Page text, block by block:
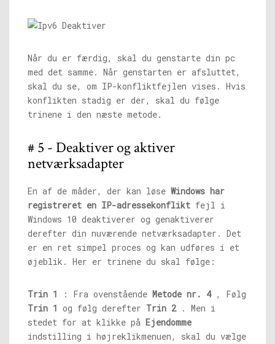
Når du er færdig, skal du genstarte din pc
med det samme. Når genstarten er afsluttet,
skal du se, om IP-konfliktfejlen vises. Hvis
konflikten stadig er der, skal du følge
trinene i den næste metode.
# 5 - Deaktiver og aktiver
netværksadapter
En af de måder, der kan løse Windows har
registreret en IP-adressekonflikt fejl i
Windows 10 deaktiverer og genaktiverer
derefter din nuværende netværksadapter. Det
er en ret simpel proces og kan udføres i et
øjeblik. Her er trinene du skal følge:
Trin 1 : Fra ovenstående Metode nr. 4, Følg
Trin 1 og følg derefter Trin 2. Men i
stedet for at klikke på Ejendomme
indstilling i højreklikmenuen, skal du vælge